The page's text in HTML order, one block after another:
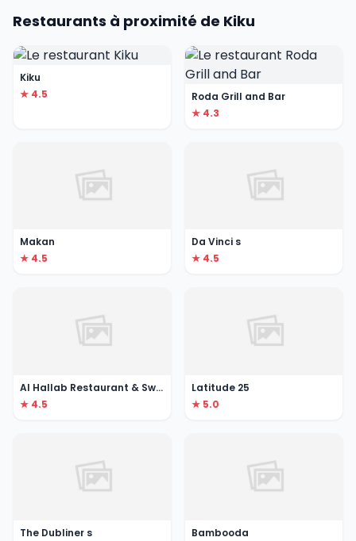
Restaurants à proximité de Kiku
Kiku
★ 4.5
Roda Grill and Bar
★ 4.3
Makan
★ 4.5
Da Vinci s
★ 4.5
Al Hallab Restaurant & Sweets
★ 4.5
Latitude 25
★ 5.0
The Dubliner s
Bambooda